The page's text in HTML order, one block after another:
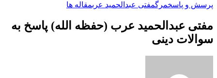
پرسش و پاسخمرگمفتی عبدالحمید عربمقاله ها
مفتی عبدالحمید عرب (حفظه الله) پاسخ به
سوالات دینی